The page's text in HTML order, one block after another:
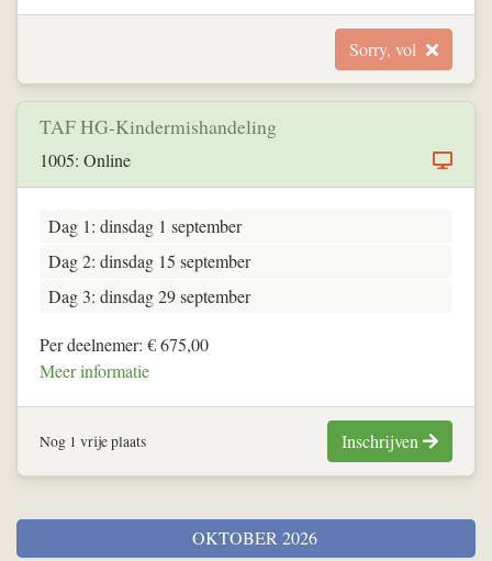
Sorry, vol
TAF HG-Kindermishandeling
1005: Online
Dag 1: dinsdag 1 september
Dag 2: dinsdag 15 september
Dag 3: dinsdag 29 september
Per deelnemer: € 675,00
Meer informatie
Nog 1 vrije plaats Inschrijven
OKTOBER 2026